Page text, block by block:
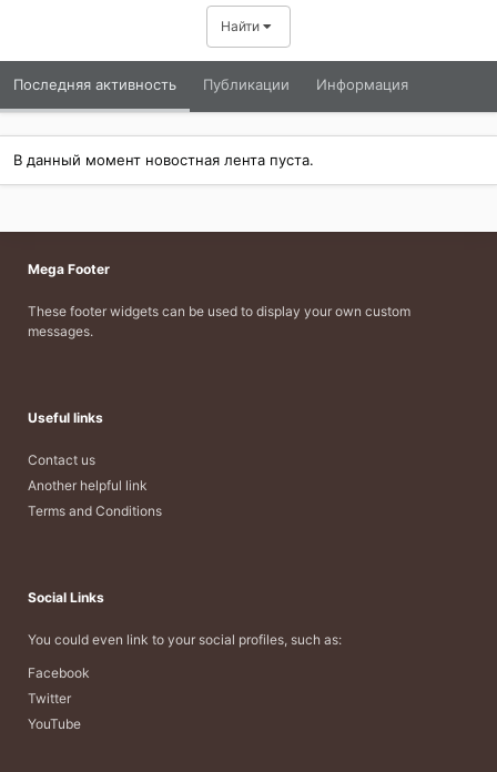
Найти
Последняя активность Публикации Информация
В данный момент новостная лента пуста.
Mega Footer
These footer widgets can be used to display your own custom
messages.
Useful links
Contact us
Another helpful link
Terms and Conditions
Social Links
You could even link to your social profiles, such as:
Facebook
Twitter
YouTube